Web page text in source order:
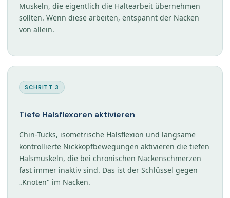
Muskeln, die eigentlich die Haltearbeit übernehmen
sollten. Wenn diese arbeiten, entspannt der Nacken
von allein.
SCHRITT 3
Tiefe Halsflexoren aktivieren
Chin-Tucks, isometrische Halsflexion und langsame
kontrollierte Nickkopfbewegungen aktivieren die tiefen
Halsmuskeln, die bei chronischen Nackenschmerzen
fast immer inaktiv sind. Das ist der Schlüssel gegen
„Knoten" im Nacken.